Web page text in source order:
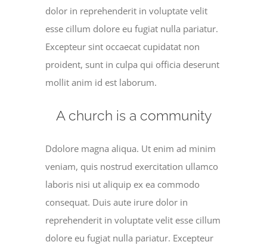
dolor in reprehenderit in voluptate velit
esse cillum dolore eu fugiat nulla pariatur.
Excepteur sint occaecat cupidatat non
proident, sunt in culpa qui officia deserunt
mollit anim id est laborum.
A church is a community
Ddolore magna aliqua. Ut enim ad minim
veniam, quis nostrud exercitation ullamco
laboris nisi ut aliquip ex ea commodo
consequat. Duis aute irure dolor in
reprehenderit in voluptate velit esse cillum
dolore eu fugiat nulla pariatur. Excepteur